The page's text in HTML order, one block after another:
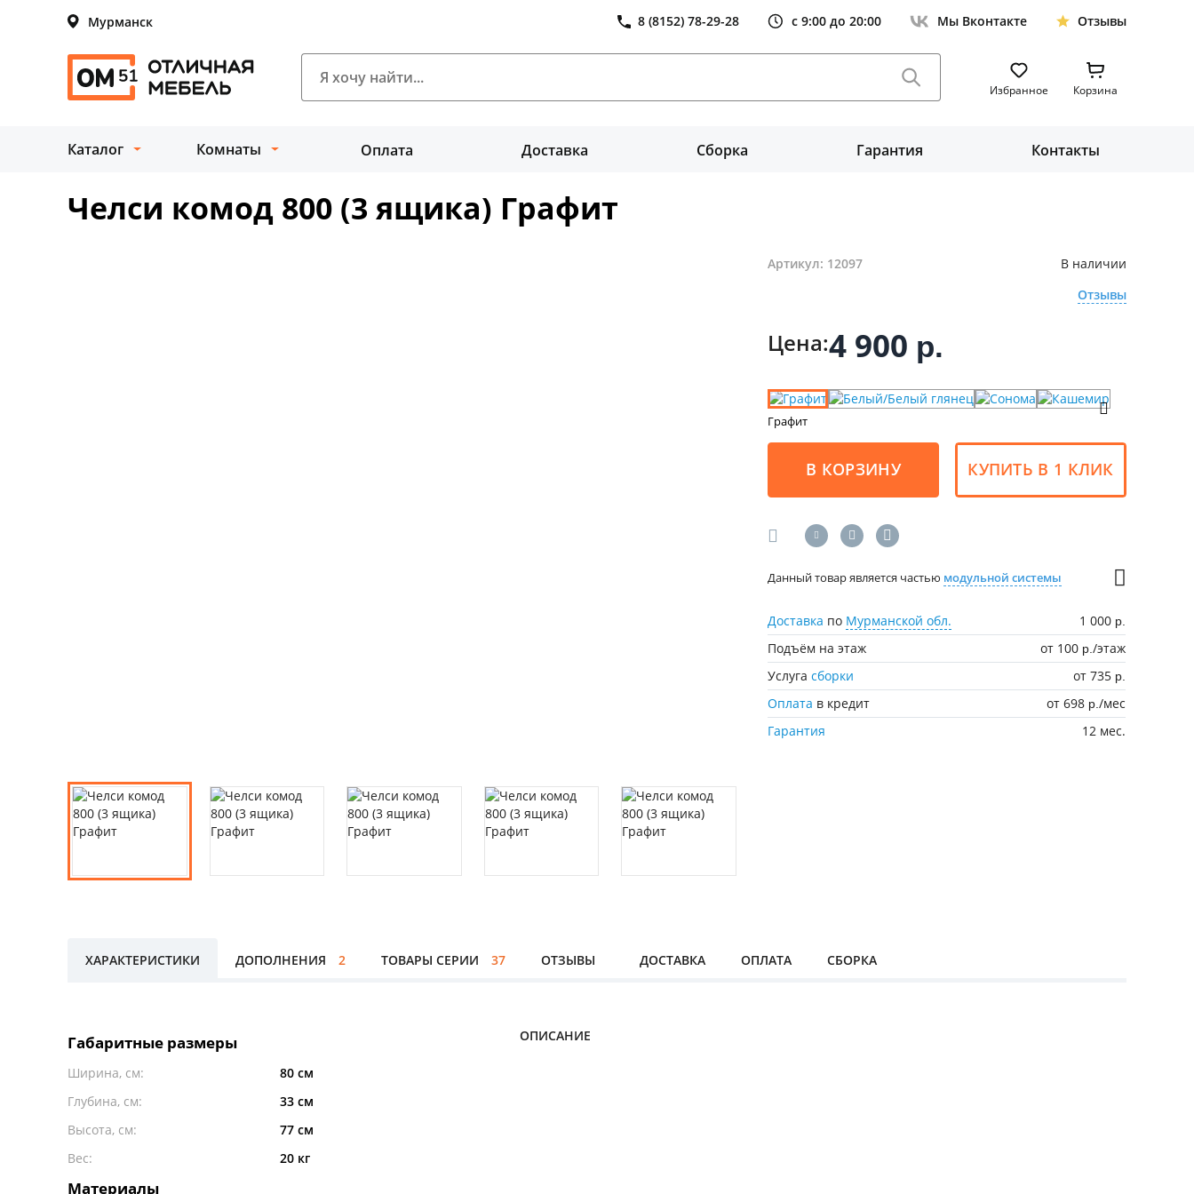
Мурманск 8 (8152) 78-29-28 с 9:00 до 20:00 Мы Вконтакте Отзывы
Избранное Корзина
Каталог Комнаты Оплата Доставка Сборка Гарантия Контакты
Челси комод 800 (3 ящика) Графит
Артикул: 12097
В наличии
Отзывы
Цена:4 900 р.
Графит
В КОРЗИНУ КУПИТЬ В 1 КЛИК
Данный товар является частью модульной системы
Доставка по Мурманской обл. 1 000 р.
Подъём на этаж от 100 р./этаж
Услугасборки от 735 р.
Оплата в кредит от 698 р./мес
Гарантия
12 мес.
ХАРАКТЕРИСТИКИ ДОПОЛНЕНИЯ 2 ТОВАРЫ СЕРИИ 37 ОТЗЫВЫ ДОСТАВКА ОПЛАТА СБОРКА
Габаритные размеры
Ширина, см:
80 см
Глубина, см:
33 см
Высота, см:
77 см
Вес:
20 кг
Материалы
ОПИСАНИЕ